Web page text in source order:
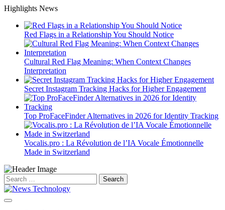
Skip
content
Highlights News
Red Flags in a Relationship You Should Notice
Cultural Red Flag Meaning: When Context Changes
Interpretation
Secret Instagram Tracking Hacks for Higher Engagement
Top ProFaceFinder Alternatives in 2026 for Identity Tracking
Vocalis.pro : La Révolution de l’IA Vocale Émotionnelle
Made in Switzerland
Search
for: